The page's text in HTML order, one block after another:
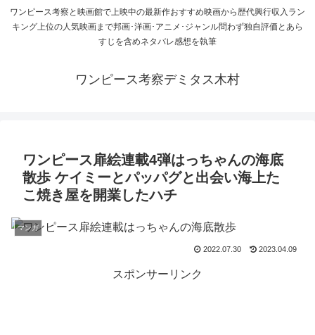
ワンピース考察と映画館で上映中の最新作おすすめ映画から歴代興行収入ラン
キング上位の人気映画まで邦画･洋画･アニメ･ジャンル問わず独自評価とあら
すじを含めネタバレ感想を執筆
ワンピース考察デミタス木村
ワンピース扉絵連載4弾はっちゃんの海底
散歩 ケイミーとパッパグと出会い海上た
こ焼き屋を開業したハチ
マンガ
2022.07.30 2023.04.09
スポンサーリンク